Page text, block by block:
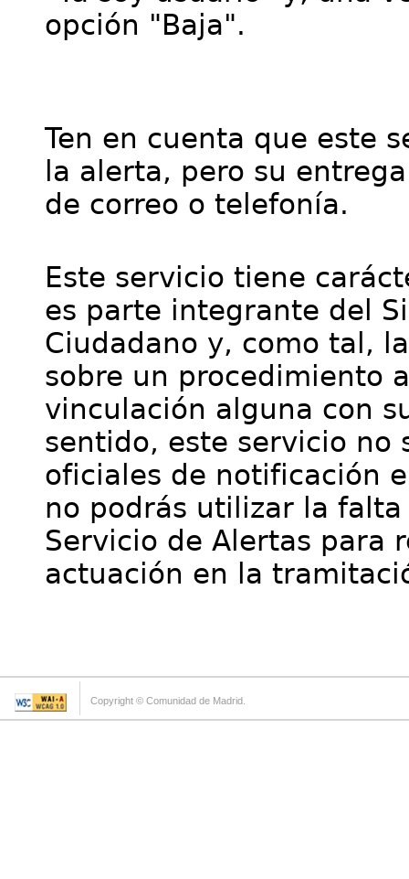
opción "Baja".
Ten en cuenta que este
la alerta, pero su
de correo o telefonía.
Este servicio tiene
es parte integrante del
Ciudadano y, como tal,
sobre un procedimiento
vinculación alguna con
sentido, este servicio no
oficiales de notificación
no podrás utilizar la
Servicio de Alertas para
actuación en la
Copyright © Comunidad de Madrid.